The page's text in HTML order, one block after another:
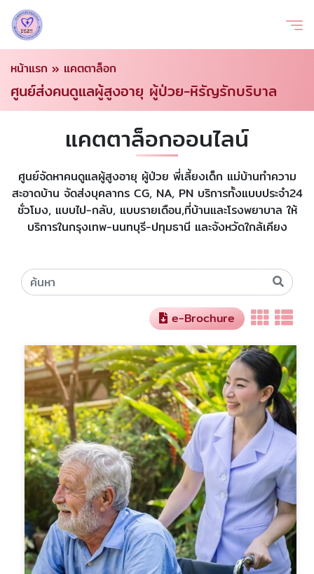
หน้าแรก » แคตตาล็อก
ศูนย์ส่งคนดูแลผู้สูงอายุ ผู้ป่วย-หิรัญรักบริบาล
แคตตาล็อกออนไลน์
ศูนย์จัดหาคนดูแลผู้สูงอายุ ผู้ป่วย พี่เลี้ยงเด็ก แม่บ้านทำความ
สะอาดบ้าน จัดส่งบุคลากร CG, NA, PN บริการทั้งแบบประจำ24
ชั่วโมง, แบบไป-กลับ, แบบรายเดือน,ที่บ้านและโรงพยาบาล ให้
บริการในกรุงเทพ-นนทบุรี-ปทุมธานี และจังหวัดใกล้เคียง
e-Brochure